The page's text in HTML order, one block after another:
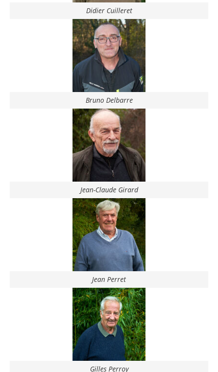
Didier Cuilleret
Bruno Delbarre
Jean-Claude Girard
Jean Perret
Gilles Perroy